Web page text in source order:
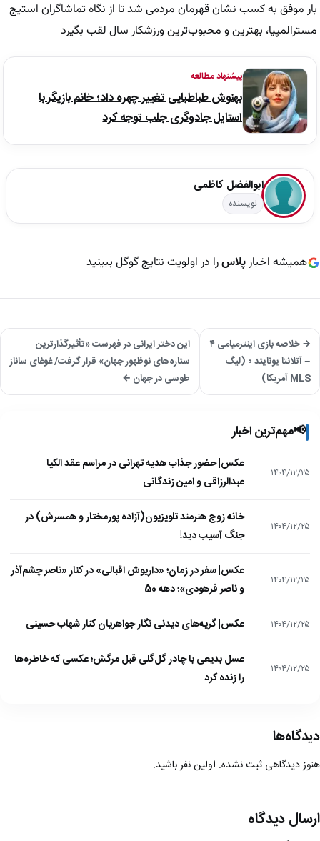
بار موفق به کسب نشان قهرمان مردمی شد تا از نگاه تماشاگران استیج
مسترالمپیا، بهترین و محبوب‌ترین ورزشکار سال لقب بگیرد
پیشنهاد مطالعه
بهنوش طباطبایی تغییر چهره داد؛ خانم بازیگر با
استایل جادوگری جلب توجه کرد
ابوالفضل کاظمی
نویسنده
همیشه اخبارپلاسرا در اولویت نتایج گوگل ببینید
→ خلاصه بازی اینترمیامی ۴
– آتلانتا یونایتد ۰ (لیگ
MLS آمریکا)
این دختر ایرانی در فهرست «تأثیرگذارترین
ستاره‌های نوظهور جهان» قرار گرفت/ غوغای ساناز
طوسی در جهان ←
📢مهم‌ترین اخبار
۱۴۰۴/۱۲/۲۵
عکس| حضور جذاب هدیه تهرانی در مراسم عقد الکیا
عبدالرزاقی و امین زندگانی
۱۴۰۴/۱۲/۲۵
خانه زوج هنرمند تلویزیون(آزاده پورمختار و همسرش) در
جنگ آسیب دید!
۱۴۰۴/۱۲/۲۵
عکس| سفر در زمان؛ «داریوش اقبالی» در کنار «ناصر چشم‌آذر
و ناصر فرهودی»؛ دهه 50
۱۴۰۴/۱۲/۲۵ عکس| گریه‌های دیدنی نگار جواهریان کنار شهاب حسینی
۱۴۰۴/۱۲/۲۵
عسل بدیعی با چادر گل‌گلی قبل مرگش؛ عکسی که خاطره‌ها
را زنده کرد
دیدگاه‌ها
هنوز دیدگاهی ثبت نشده. اولین نفر باشید.
ارسال دیدگاه